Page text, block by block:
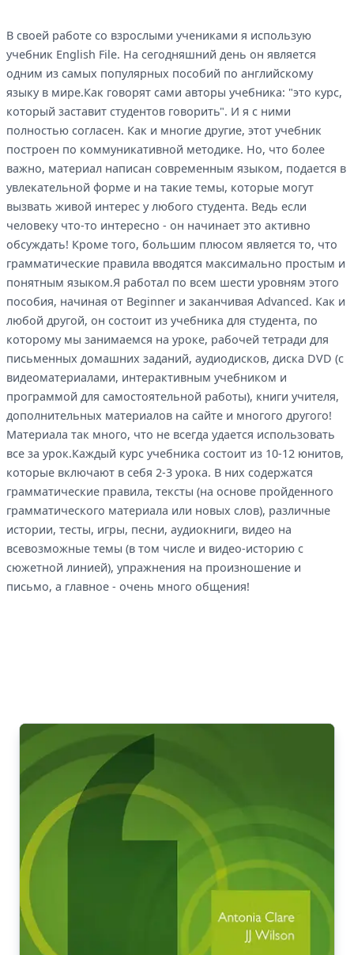
В своей работе со взрослыми учениками я использую
учебник English File. На сегодняшний день он является
одним из самых популярных пособий по английскому
языку в мире.Как говорят сами авторы учебника: "это курс,
который заставит студентов говорить". И я с ними
полностью согласен. Как и многие другие, этот учебник
построен по коммуникативной методике. Но, что более
важно, материал написан современным языком, подается в
увлекательной форме и на такие темы, которые могут
вызвать живой интерес у любого студента. Ведь если
человеку что-то интересно - он начинает это активно
обсуждать! Кроме того, большим плюсом является то, что
грамматические правила вводятся максимально простым и
понятным языком.Я работал по всем шести уровням этого
пособия, начиная от Beginner и заканчивая Advanced. Как и
любой другой, он состоит из учебника для студента, по
которому мы занимаемся на уроке, рабочей тетради для
письменных домашних заданий, аудиодисков, диска DVD (с
видеоматериалами, интерактивным учебником и
программой для самостоятельной работы), книги учителя,
дополнительных материалов на сайте и многого другого!
Материала так много, что не всегда удается использовать
все за урок.Каждый курс учебника состоит из 10-12 юнитов,
которые включают в себя 2-3 урока. В них содержатся
грамматические правила, тексты (на основе пройденного
грамматического материала или новых слов), различные
истории, тесты, игры, песни, аудиокниги, видео на
всевозможные темы (в том числе и видео-историю с
сюжетной линией), упражнения на произношение и
письмо, а главное - очень много общения!